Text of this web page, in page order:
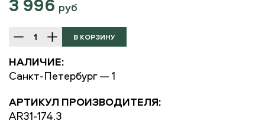
руб
НАЛИЧИЕ:
Санкт-Петербург — 1
АРТИКУЛ ПРОИЗВОДИТЕЛЯ:
AR31-174.3